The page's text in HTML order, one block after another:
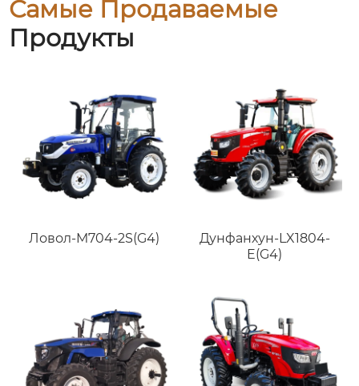
Самые Продаваемые
Продукты
Ловол-M704-2S(G4)
Дунфанхун-LX1804-
E(G4)